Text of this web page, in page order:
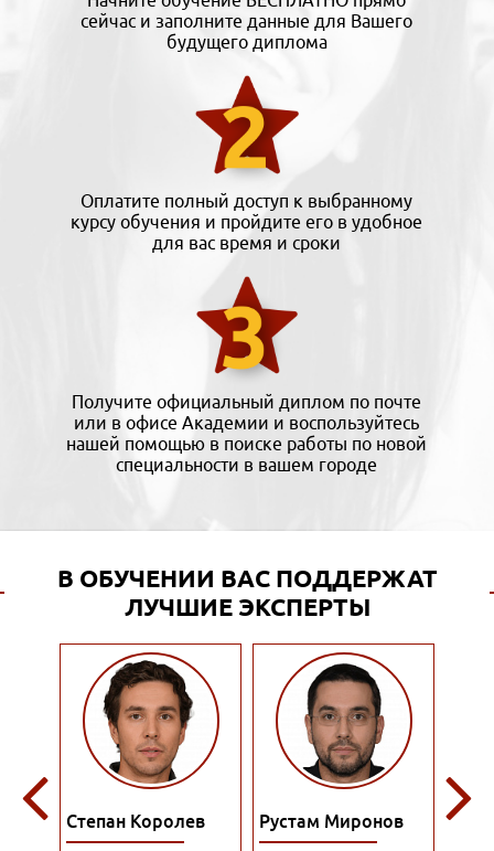
сейчас и заполните данные для Вашего
будущего диплома
Оплатите полный доступ к выбранному
курсу обучения и пройдите его в удобное
для вас время и сроки
Получите официальный диплом по почте
или в офисе Академии и воспользуйтесь
нашей помощью в поиске работы по новой
специальности в вашем городе
В ОБУЧЕНИИ ВАС ПОДДЕРЖАТ
ЛУЧШИЕ ЭКСПЕРТЫ
Рустам Миронов Роман Филатов